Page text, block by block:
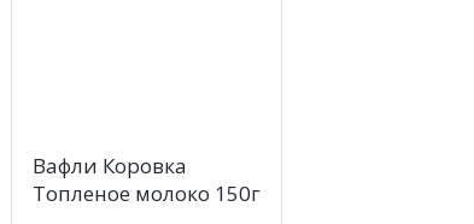
Вафли Коровка
Топленое молоко 150г